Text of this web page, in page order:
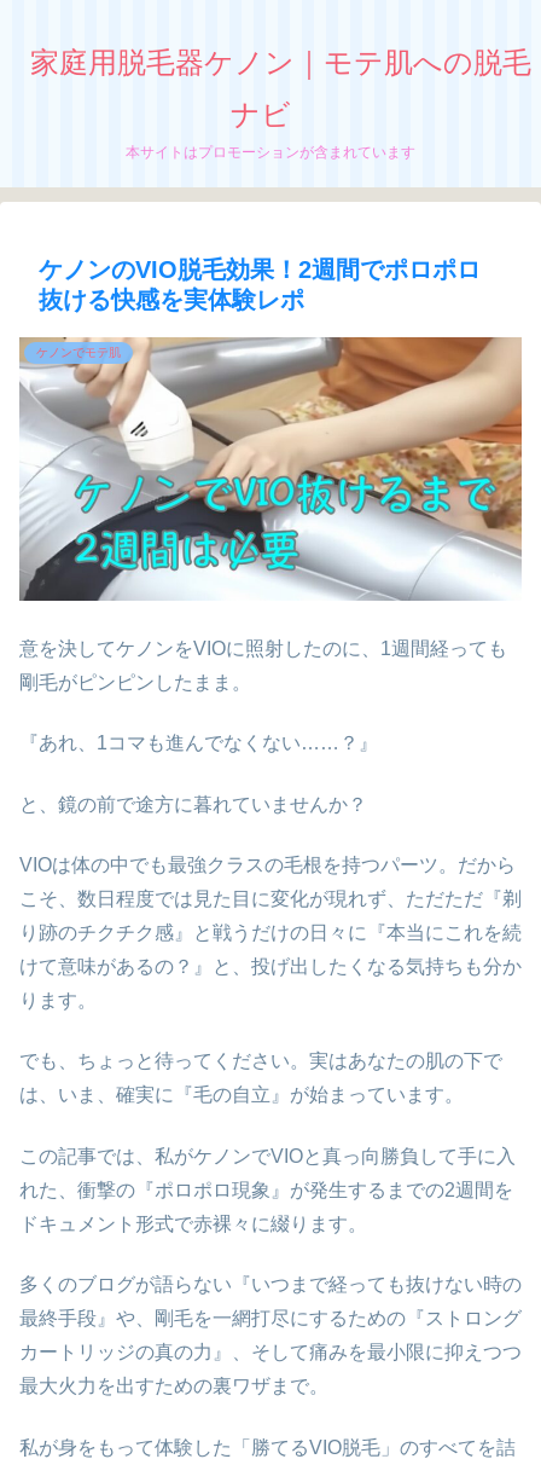
家庭用脱毛器ケノン｜モテ肌への脱毛
ナビ
本サイトはプロモーションが含まれています
ケノンのVIO脱毛効果！2週間でポロポロ
抜ける快感を実体験レポ
ケノンでモテ肌
意を決してケノンをVIOに照射したのに、1週間経っても
剛毛がピンピンしたまま。
『あれ、1コマも進んでなくない……？』
と、鏡の前で途方に暮れていませんか？
VIOは体の中でも最強クラスの毛根を持つパーツ。だから
こそ、数日程度では見た目に変化が現れず、ただただ『剃
り跡のチクチク感』と戦うだけの日々に『本当にこれを続
けて意味があるの？』と、投げ出したくなる気持ちも分か
ります。
でも、ちょっと待ってください。実はあなたの肌の下で
は、いま、確実に『毛の自立』が始まっています。
この記事では、私がケノンでVIOと真っ向勝負して手に入
れた、衝撃の『ポロポロ現象』が発生するまでの2週間を
ドキュメント形式で赤裸々に綴ります。
多くのブログが語らない『いつまで経っても抜けない時の
最終手段』や、剛毛を一網打尽にするための『ストロング
カートリッジの真の力』、そして痛みを最小限に抑えつつ
最大火力を出すための裏ワザまで。
私が身をもって体験した「勝てるVIO脱毛」のすべてを詰